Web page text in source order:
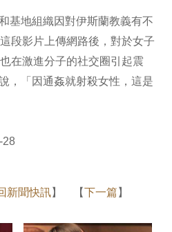
基地組織因對伊斯蘭教義有不
段影片上傳網路後，對於女子
在激進分子的社交圈引起震
，「因通姦就射殺女性，這是
28
新聞快訊】 【下一篇 】